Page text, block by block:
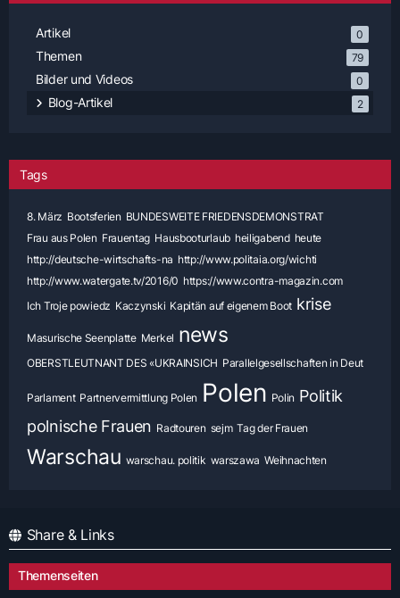
Artikel 0
Themen 79
Bilder und Videos 0
Blog-Artikel 2
Tags
8. März Bootsferien BUNDESWEITE FRIEDENSDEMONSTRAT
Frau aus Polen Frauentag Hausbooturlaub heiligabend heute
http://deutsche-wirtschafts-na http://www.politaia.org/wichti
http://www.watergate.tv/2016/0 https://www.contra-magazin.com
Ich Troje powiedz Kaczynski Kapitän auf eigenem Boot krise
Masurische Seenplatte Merkel news
OBERSTLEUTNANT DES «UKRAINSICH Parallelgesellschaften in Deut
Parlament Partnervermittlung Polen Polen Polin Politik
polnische Frauen Radtouren sejm Tag der Frauen
Warschau warschau. politik warszawa Weihnachten
Share & Links
Themenseiten